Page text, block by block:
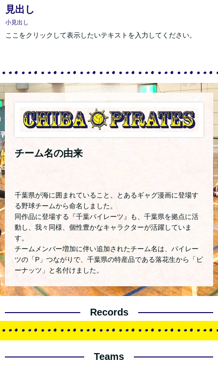
見出し
小見出し
ここをクリックして表示したいテキストを入力してください。
チーム名の由来
千葉県が海に囲まれていること、とあるギャグ漫画に登場す
る野球チームから命名しました。
同作品に登場する『千葉パイレーツ』も、千葉県を拠点に活
動し、我々同様、個性豊かなキャラクターが活躍していま
す。
チームメンバー増加に伴い追加されたチーム名は、パイレー
ツの「P」つながりで、千葉県の特産品である落花生から「ピ
ーナッツ」と名付けました。
Records
Teams